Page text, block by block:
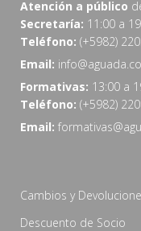
Atención a público
Secretaría: 11:00 a
Teléfono: (+5982)
Email:
Formativas: 13:00 a
Teléfono: (+5982)
Email:
Cambios y
Descuento de Socio